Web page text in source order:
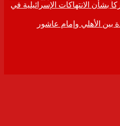
بشأن الانتهاكات الإسرائيلية في
بين الأهلي وإمام عاشور